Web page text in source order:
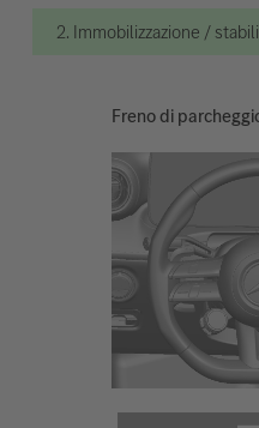
2. Immobilizzazione /
Freno di